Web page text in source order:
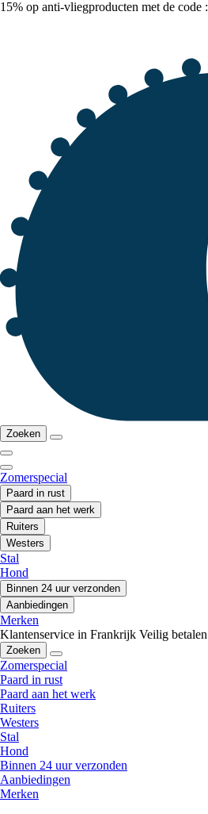
15% op anti-vliegproducten met de code :
Zoeken
Zomerspecial
Paard in rust
Paard aan het werk
Ruiters
Westers
Stal
Hond
Binnen 24 uur verzonden
Aanbiedingen
Merken
Klantenservice in Frankrijk Veilig betalen
Zoeken
Zomerspecial
Paard in rust
Paard aan het werk
Ruiters
Westers
Stal
Hond
Binnen 24 uur verzonden
Aanbiedingen
Merken